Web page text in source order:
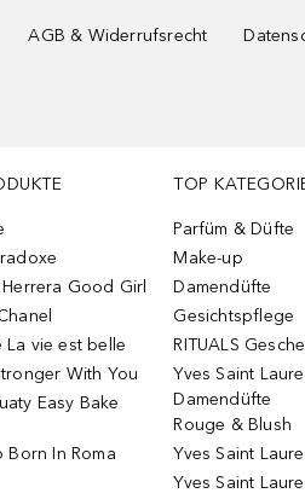
AGB & Widerrufsrecht
Good Girl
La vie est belle
With You
Easy Bake
Born In Roma
TOP
Parfüm & Düfte
Make-up
Damendüfte
Gesichtspflege
RITUALS
Yves Saint
Damendüfte
Rouge & Blush
Yves Saint
Yves Saint